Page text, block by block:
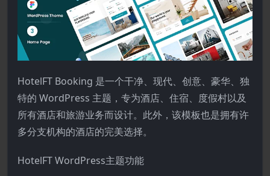
HotelFT Booking 是一个干净、现代、创意、豪华、独
特的 WordPress 主题，专为酒店、住宿、度假村以及
所有酒店和旅游业务而设计。此外，该模板也是拥有许
多分支机构的酒店的完美选择。
HotelFT WordPress主题功能